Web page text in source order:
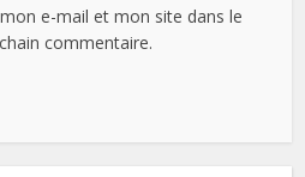
e-mail et mon site dans le
commentaire.